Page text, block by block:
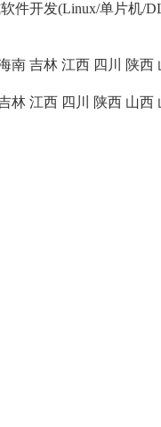
件开发(Linux/单片机/
南 吉林 江西 四川 陕西
林 江西 四川 陕西 山西